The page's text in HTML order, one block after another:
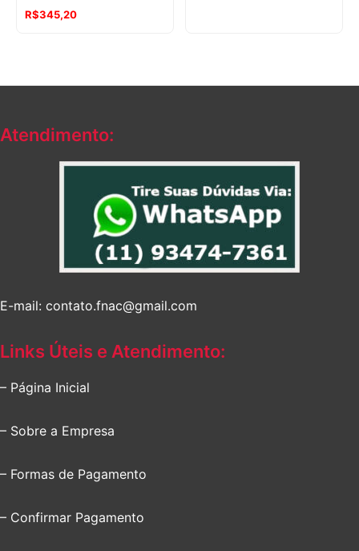
R$345,20
Atendimento:
E-mail: contato.fnac@gmail.com
Links Úteis e Atendimento:
– Página Inicial
– Sobre a Empresa
– Formas de Pagamento
– Confirmar Pagamento